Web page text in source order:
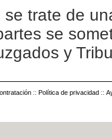
trate de
se
y
:: Política de privacidad ::